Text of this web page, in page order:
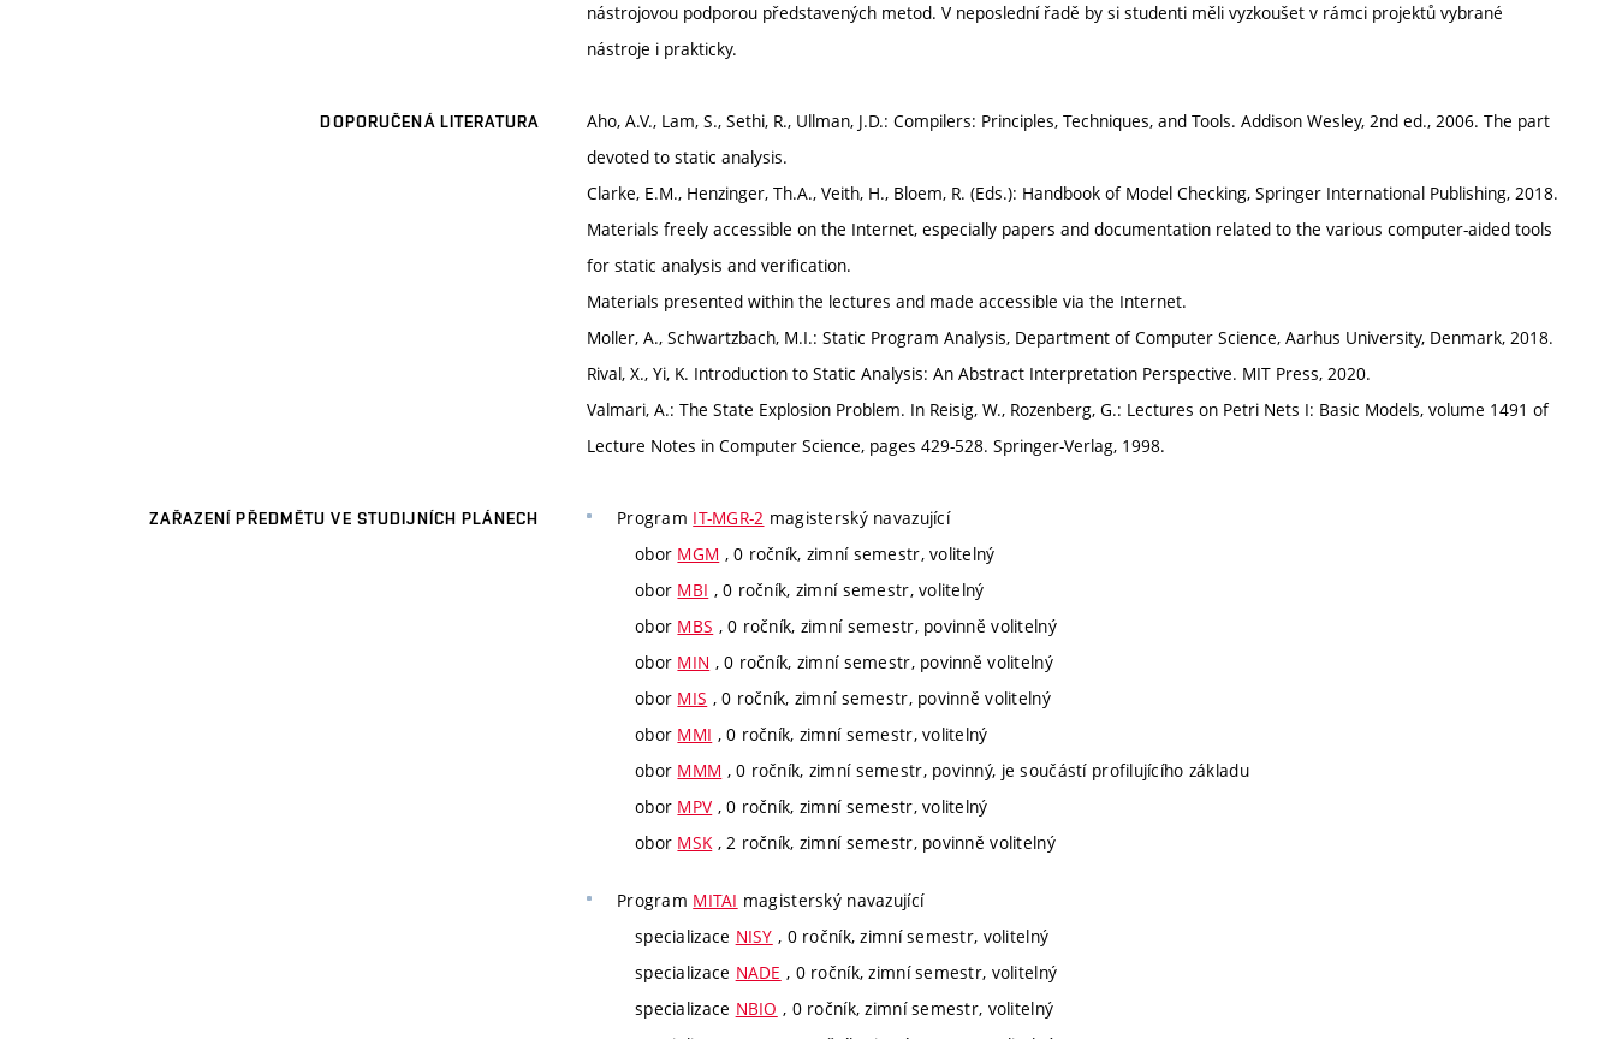
nástrojovou podporou představených metod. V neposlední řadě by si studenti měli vyzkoušet v rámci projektů vybrané
nástroje i prakticky.
DOPORUČENÁ LITERATURA
Aho, A.V., Lam, S., Sethi, R., Ullman, J.D.: Compilers: Principles, Techniques, and Tools. Addison Wesley, 2nd ed., 2006. The part
devoted to static analysis.
Clarke, E.M., Henzinger, Th.A., Veith, H., Bloem, R. (Eds.): Handbook of Model Checking, Springer International Publishing, 2018.
Materials freely accessible on the Internet, especially papers and documentation related to the various computer-aided tools
for static analysis and verification.
Materials presented within the lectures and made accessible via the Internet.
Moller, A., Schwartzbach, M.I.: Static Program Analysis, Department of Computer Science, Aarhus University, Denmark, 2018.
Rival, X., Yi, K. Introduction to Static Analysis: An Abstract Interpretation Perspective. MIT Press, 2020.
Valmari, A.: The State Explosion Problem. In Reisig, W., Rozenberg, G.: Lectures on Petri Nets I: Basic Models, volume 1491 of
Lecture Notes in Computer Science, pages 429-528. Springer-Verlag, 1998.
ZAŘAZENÍ PŘEDMĚTU VE STUDIJNÍCH PLÁNECH Program IT-MGR-2 magisterský navazující
obor MGM , 0 ročník, zimní semestr, volitelný
obor MBI , 0 ročník, zimní semestr, volitelný
obor MBS , 0 ročník, zimní semestr, povinně volitelný
obor MIN , 0 ročník, zimní semestr, povinně volitelný
obor MIS , 0 ročník, zimní semestr, povinně volitelný
obor MMI , 0 ročník, zimní semestr, volitelný
obor MMM , 0 ročník, zimní semestr, povinný, je součástí profilujícího základu
obor MPV , 0 ročník, zimní semestr, volitelný
obor MSK, 2 ročník, zimní semestr, povinně volitelný
Program MITAI magisterský navazující
specializace NISY , 0 ročník, zimní semestr, volitelný
specializace NADE , 0 ročník, zimní semestr, volitelný
specializace NBIO , 0 ročník, zimní semestr, volitelný